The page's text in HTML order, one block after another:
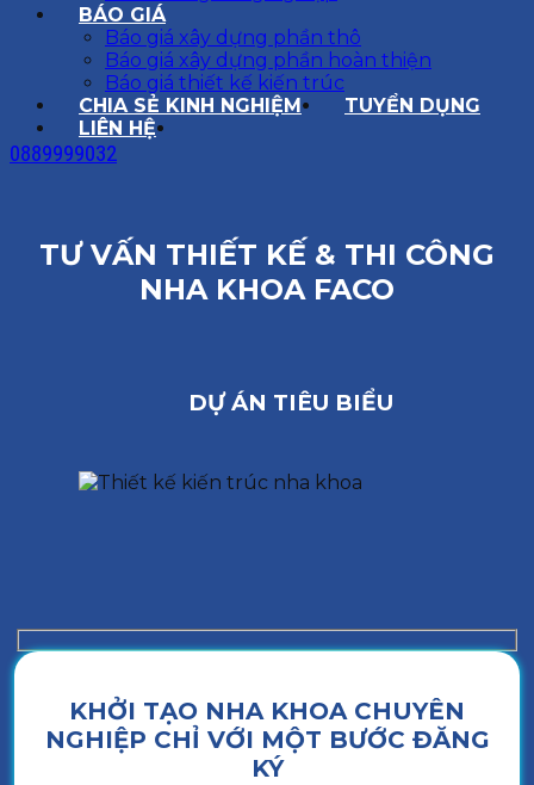
BÁO GIÁ
Báo giá xây dựng phần thô
Báo giá xây dựng phần hoàn thiện
Báo giá thiết kế kiến trúc
CHIA SẺ KINH NGHIỆM
TUYỂN DỤNG
LIÊN HỆ
0889999032
TƯ VẤN THIẾT KẾ & THI CÔNG
NHA KHOA FACO
DỰ ÁN TIÊU BIỂU
KHỞI TẠO NHA KHOA CHUYÊN
NGHIỆP CHỈ VỚI MỘT BƯỚC ĐĂNG
KÝ